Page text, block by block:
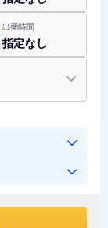
出発時間
指定なし